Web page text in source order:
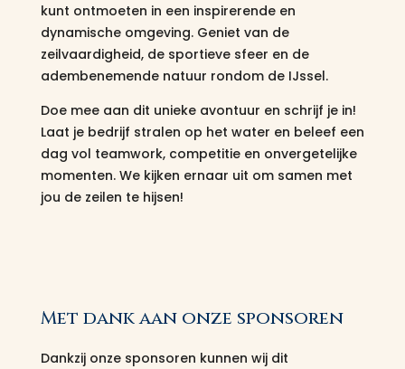
kunt ontmoeten in een inspirerende en
dynamische omgeving. Geniet van de
zeilvaardigheid, de sportieve sfeer en de
adembenemende natuur rondom de IJssel.
Doe mee aan dit unieke avontuur en schrijf je in!
Laat je bedrijf stralen op het water en beleef een
dag vol teamwork, competitie en onvergetelijke
momenten. We kijken ernaar uit om samen met
jou de zeilen te hijsen!
Met dank aan onze sponsoren
Dankzij onze sponsoren kunnen wij dit